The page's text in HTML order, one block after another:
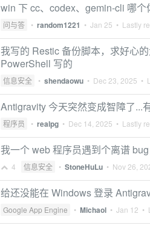
win 下 cc、codex、gemin-cli 哪个
问与答 • random1221 • Jan 25 • Lastly
我写的 Restic 备份脚本，求好心
PowerShell 写的
信息安全 • shendaowu • Dec 23, 2025 •
Antigravity 今天突然变成智障了...
程序员 • realpg • Dec 14, 2025 • Lastly
我一个 web 程序员遇到个离谱
4 信息安全 • StoneHuLu • Nov 26,
给还没能在 Windows 登录
Google App Engine • Michaol • Jan 12 •